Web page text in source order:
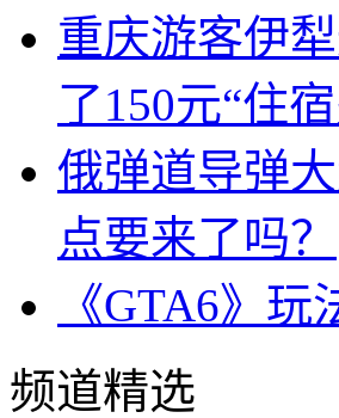
重庆游客伊
了150元“住
俄弹道导弹
点要来了吗？
《GTA6》
频道精选